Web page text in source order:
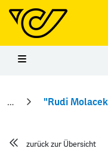
Springe zu Hauptinhalt
zurück zur Übersicht